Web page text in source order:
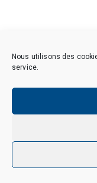
Nous utilisons des
service.